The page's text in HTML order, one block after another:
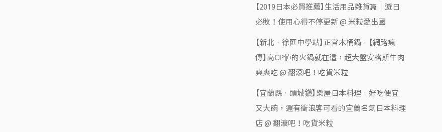
【2019日本必買推薦】生活用品雜貨篇｜遊日
必敗！使用心得不停更新 @ 米粒愛出國
【新北‧徐匯中學站】正官木桶鍋‧【網路瘋
傳】高CP值的火鍋就在這，超大盤安格斯牛肉
爽爽吃 @ 翻滾吧！吃貨米粒
【宜蘭縣‧頭城鎮】樂屋日本料理‧好吃便宜
又大碗，還有衝浪客可看的宜蘭名氣日本料理
店 @ 翻滾吧！吃貨米粒